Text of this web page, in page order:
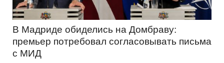
В Мадриде обиделись на Домбраву:
премьер потребовал согласовывать письма
с МИД